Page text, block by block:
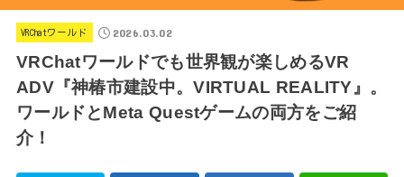
VRChatワールド 2026.03.02
VRChatワールドでも世界観が楽しめるVR
ADV『神椿市建設中。VIRTUAL REALITY』。
ワールドとMeta Questゲームの両方をご紹
介！